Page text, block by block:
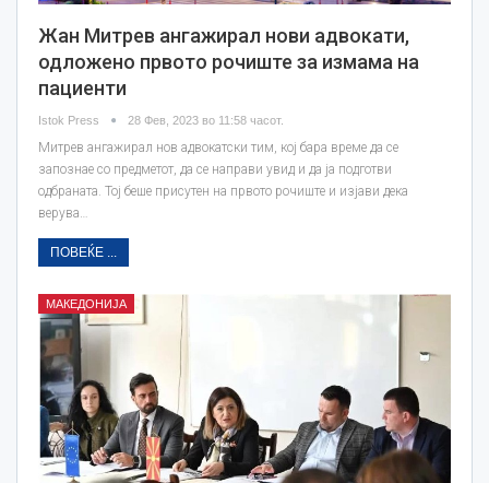
Жан Митрев ангажирал нови адвокати,
одложено првото рочиште за измама на
пациенти
Istok Press 28 Фев, 2023 во 11:58 часот.
Митрев ангажирал нов адвокатски тим, кој бара време да се
запознае со предметот, да се направи увид и да ја подготви
одбраната. Тој беше присутен на првото рочиште и изјави дека
верува…
ПОВЕЌЕ ...
МАКЕДОНИЈА